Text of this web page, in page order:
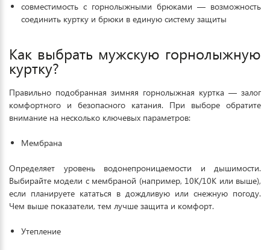
совместимость с горнолыжными брюками — возможность
соединить куртку и брюки в единую систему защиты
Как выбрать мужскую горнолыжную
куртку?
Правильно подобранная зимняя горнолыжная куртка — залог
комфортного и безопасного катания. При выборе обратите
внимание на несколько ключевых параметров:
Мембрана
Определяет уровень водонепроницаемости и дышимости.
Выбирайте модели с мембраной (например, 10K/10K или выше),
если планируете кататься в дождливую или снежную погоду.
Чем выше показатели, тем лучше защита и комфорт.
Утепление